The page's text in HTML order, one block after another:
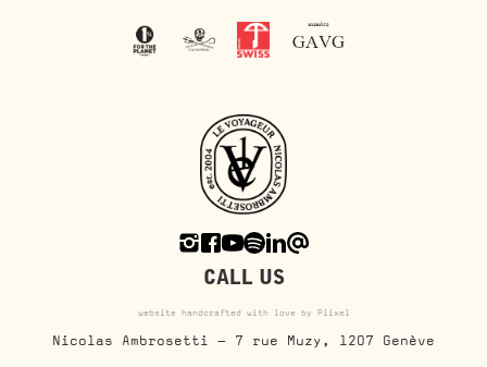
CALL US
website handcrafted with love by Piixel
Nicolas Ambrosetti - 7 rue Muzy, 1207 Genève